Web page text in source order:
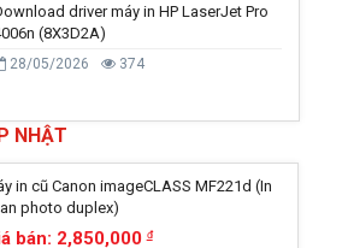
driver máy in HP LaserJet Pro
(8X3D2A)
28/05/2026 374
NHẬT
in cũ Canon imageCLASS MF221d (In
photo duplex)
bán: 2,850,000đ